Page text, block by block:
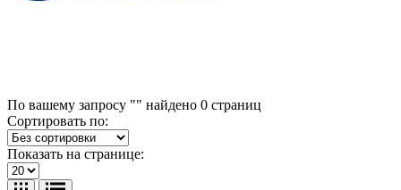
По вашему запросу "" найдено 0 страниц
Сортировать по:
Показать на странице: